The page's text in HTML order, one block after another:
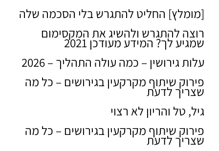
[מומלץ] החליט להתגרש בלי הסכמה שלה
רוצה להתגרש ולהשיג את המקסימום
שמגיע לך? המידע מעודכן 2021
עלות גירושין – כמה עולה התהליך – 2026
פירוק שיתוף מקרקעין בגירושים – כל מה
שצריך לדעת
גיל, טל והריון לא רצוי
פירוק שיתוף מקרקעין בגירושים – כל מה
שצריך לדעת